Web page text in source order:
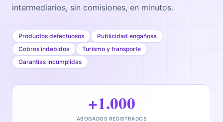
intermediarios, sin comisiones, en minutos.
Productos defectuosos
Publicidad engañosa
Cobros indebidos
Turismo y transporte
Garantías incumplidas
+1.000
ABOGADOS REGISTRADOS